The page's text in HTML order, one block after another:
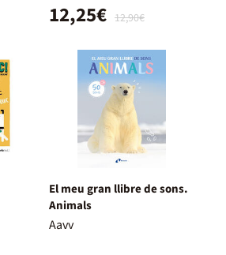
12,90€
12,25€
El meu gran llibre de sons.
Animals
Aavv